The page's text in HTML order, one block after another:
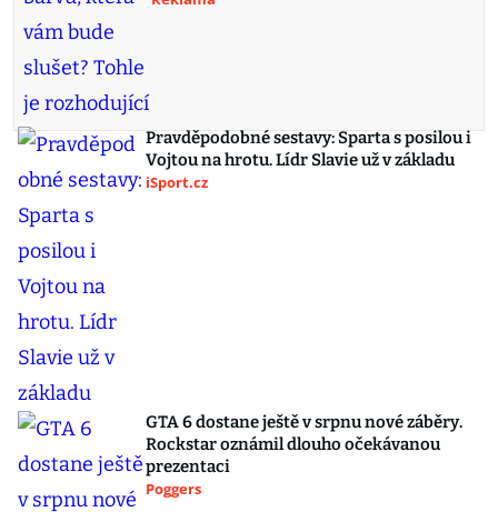
Pravděpodobné sestavy: Sparta s posilou i
Vojtou na hrotu. Lídr Slavie už v základu
iSport.cz
GTA 6 dostane ještě v srpnu nové záběry.
Rockstar oznámil dlouho očekávanou
prezentaci
Poggers